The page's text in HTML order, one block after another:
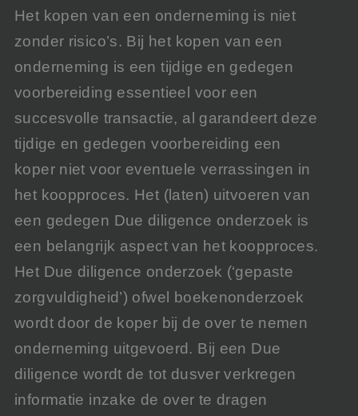
Het kopen van een onderneming is niet
zonder risico’s. Bij het kopen van een
onderneming is een tijdige en gedegen
voorbereiding essentieel voor een
succesvolle transactie, al garandeert deze
tijdige en gedegen voorbereiding een
koper niet voor eventuele verrassingen in
het koopproces. Het (laten) uitvoeren van
een gedegen Due diligence onderzoek is
een belangrijk aspect van het koopproces.
Het Due diligence onderzoek (‘gepaste
zorgvuldigheid’) ofwel boekenonderzoek
wordt door de koper bij de over te nemen
onderneming uitgevoerd. Bij een Due
diligence wordt de tot dusver verkregen
informatie inzake de over te dragen